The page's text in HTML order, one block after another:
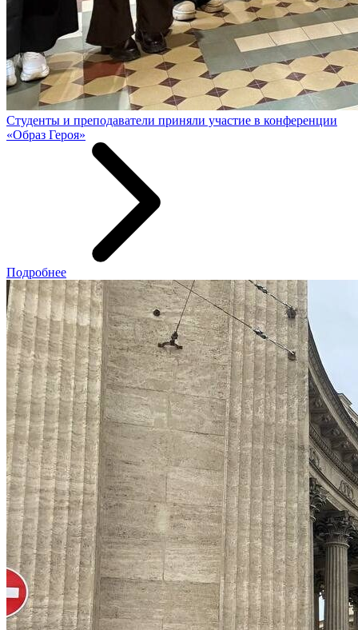
Студенты и преподаватели приняли участие в конференции
«Образ Героя»
Подробнее